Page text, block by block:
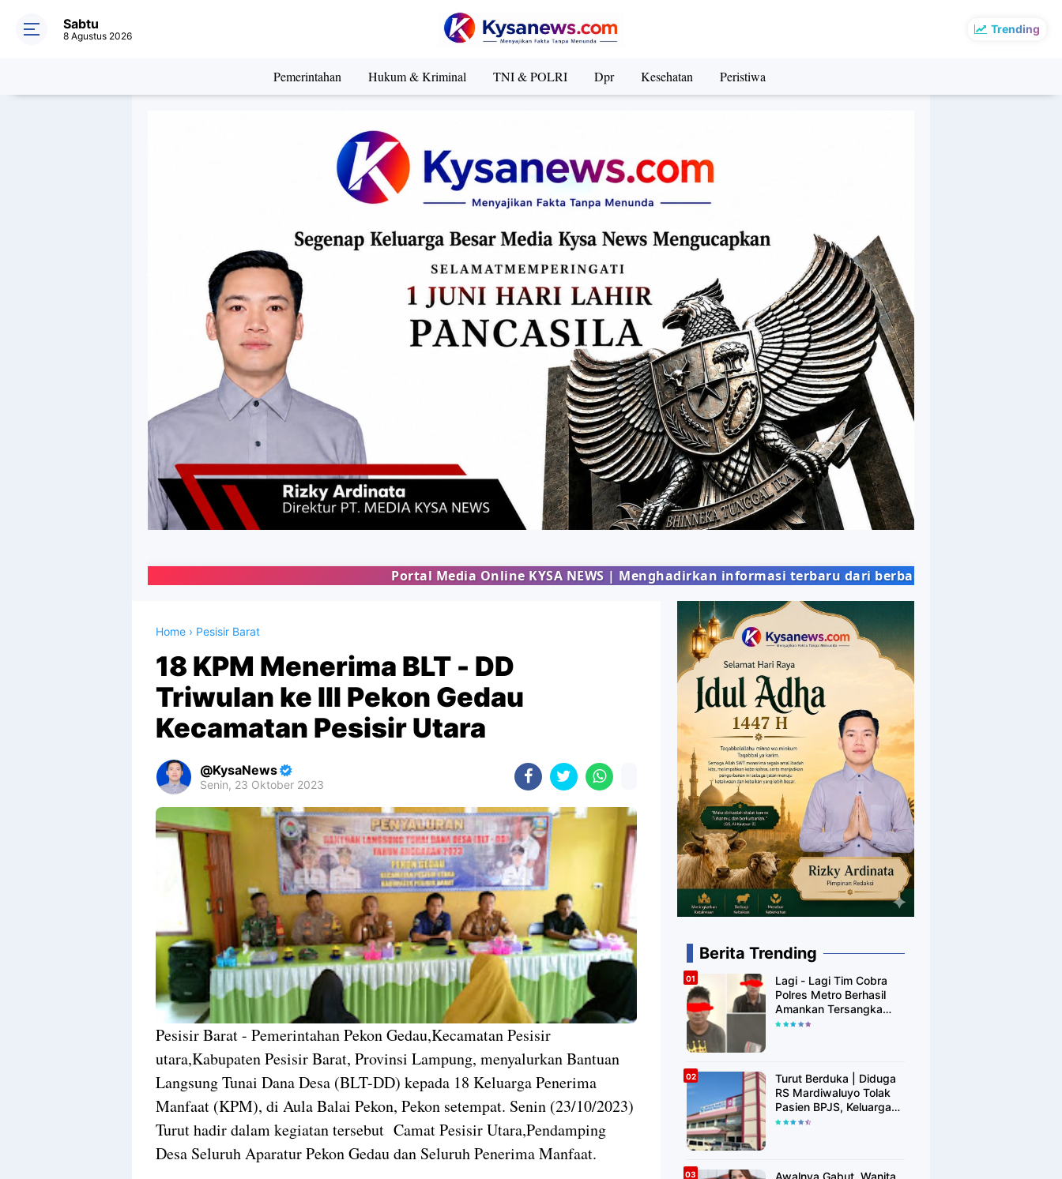
Trending
Sabtu
8 Agustus 2026
Pemerintahan Hukum & Kriminal TNI & POLRI Dpr Kesehatan Peristiwa
Portal Media Online KYSA NEWS | Menghadirkan informasi terbaru dari berbagai bidang kehidupan masyarakat
Home › Pesisir Barat
18 KPM Menerima BLT - DD
Triwulan ke III Pekon Gedau
Kecamatan Pesisir Utara
KysaNews
Senin, 23 Oktober 2023
Premium
By
Raushan
Design
With
Shroff
Templates
Pesisir Barat - Pemerintahan Pekon Gedau,Kecamatan Pesisir
utara,Kabupaten Pesisir Barat, Provinsi Lampung, menyalurkan Bantuan
Langsung Tunai Dana Desa (BLT-DD) kepada 18 Keluarga Penerima
Manfaat (KPM), di Aula Balai Pekon, Pekon setempat. Senin (23/10/2023)
Turut hadir dalam kegiatan tersebut Camat Pesisir Utara,Pendamping
Desa Seluruh Aparatur Pekon Gedau dan Seluruh Penerima Manfaat.
Berita Trending
Lagi - Lagi Tim Cobra
Polres Metro Berhasil
Amankan Tersangka
Yang Diduga Pengguna
Turut Berduka | Diduga
RS Mardiwaluyo Tolak
Pasien BPJS, Keluarga
Pasien: "ini Yang
Awalnya Gabut, Wanita